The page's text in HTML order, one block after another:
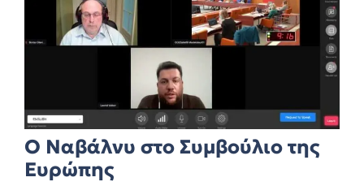
Ο Ναβάλνυ στο Συμβούλιο της
Ευρώπης